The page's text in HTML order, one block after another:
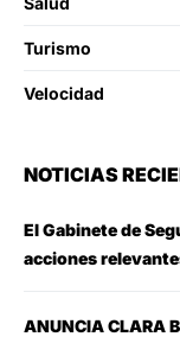
Turismo
Velocidad
NOTICIAS
El Gabinete de
acciones
ANUNCIA CLARA